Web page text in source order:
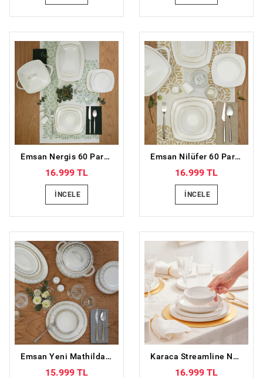
Emsan Nergis 60 Parça 12 Kişilik Porselen Yemek Takımı
16.999 TL
İNCELE
Emsan Nilüfer 60 Parça 12 Kişilik Porselen Yemek Takımı
16.999 TL
İNCELE
Emsan Yeni Mathilda 60 Parça 12 Kişilik Porselen Yemek Takımı
15.999 TL
Karaca Streamline New Saturn Gold 59 Parça 12 Kişilik New Bone Yemek Takımı
16.999 TL